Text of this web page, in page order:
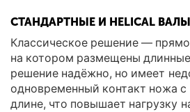
СТАНДАРТНЫЕ И HELICAL ВАЛЫ
Классическое решение —
на котором размещены
решение надёжно, но имеет
одновременный контакт ножа с
длине, что повышает нагрузку